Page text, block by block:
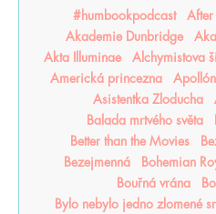
#humbookpodcast After
Akademie Dunbridge
Akta Illuminae
Alchymistova
Americká princezna
Asistentka Zloducha
Balada mrtvého světa
Better than the Movies
Bezejmenná
Bohemian
Bouřná vrána
Bylo nebylo jedno zlomené